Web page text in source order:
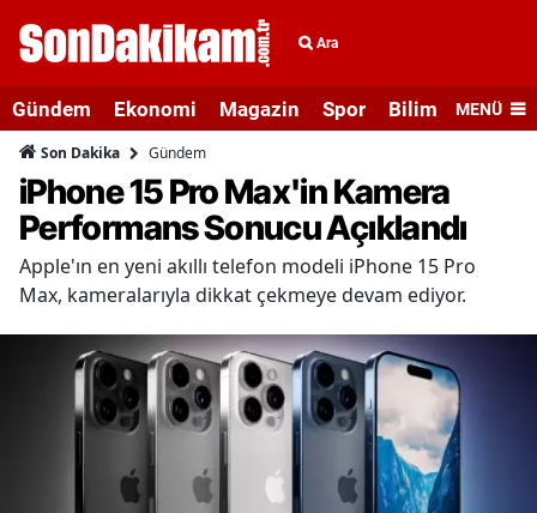
Ara
Gündem Ekonomi Magazin Spor Bilim veMENÜ
Son Dakika Gündem
iPhone 15 Pro Max'in Kamera
Performans Sonucu Açıklandı
Apple'ın en yeni akıllı telefon modeli iPhone 15 Pro
Max, kameralarıyla dikkat çekmeye devam ediyor.